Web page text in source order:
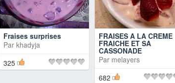
Fraises surprises
Par khadyja
325
FRAISES A LA CREME
FRAICHE ET SA
CASSONADE
Par melayers
682